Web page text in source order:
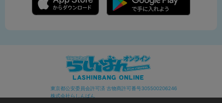
東京都公安委員会許可済 古物商許可番号305500206246
株式会社らしんばん